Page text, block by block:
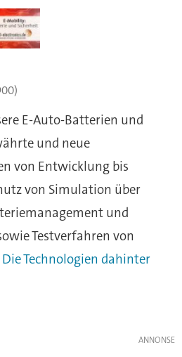
E-Auto-Batterien und
und neue
von Entwicklung bis
von Simulation über
und
Testverfahren von
Die Technologien dahinter